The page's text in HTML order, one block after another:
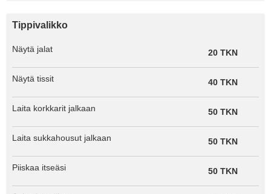
Tippivalikko
Näytä jalat 20 TKN
Näytä tissit 40 TKN
Laita korkkarit jalkaan 50 TKN
Laita sukkahousut jalkaan 50 TKN
Piiskaa itseäsi 50 TKN